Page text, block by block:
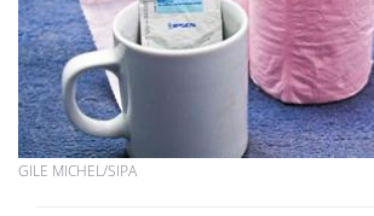
GILE MICHEL/SIPA